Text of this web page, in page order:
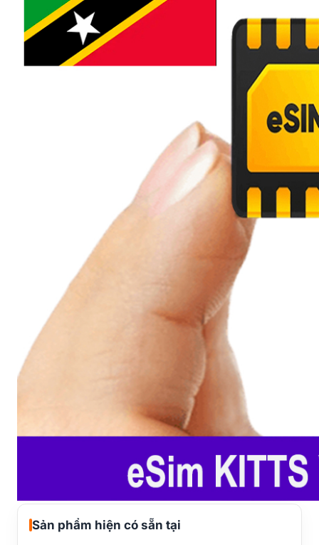
Sản phẩm hiện có sẵn tại